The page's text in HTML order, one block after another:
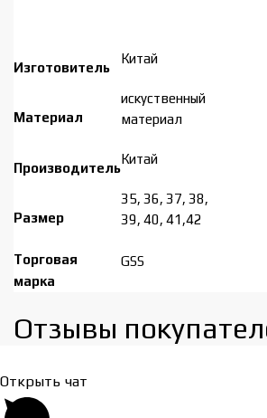
Изготовитель
Китай
Материал
искуственный
материал
Производитель
Китай
Размер
35, 36, 37, 38,
39, 40, 41,42
Торговая
марка
GSS
Отзывы
Открыть чат